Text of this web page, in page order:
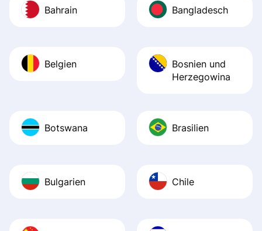
Bahrain Bangladesch
Belgien
Bosnien und
Herzegowina
Botswana Brasilien
Bulgarien Chile